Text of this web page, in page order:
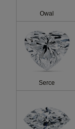
Owal
Serce